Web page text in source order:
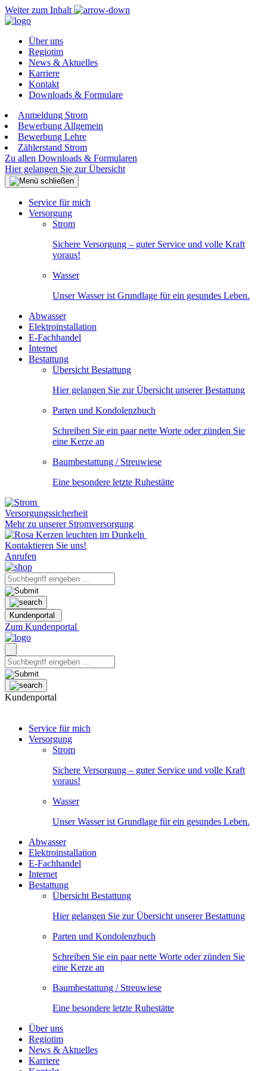
Weiter zum Inhalt
Über uns
Regiotim
News & Aktuelles
Karriere
Kontakt
Downloads & Formulare
Anmeldung Strom
Bewerbung Allgemein
Bewerbung Lehre
Zählerstand Strom
Zu allen Downloads & Formularen
Hier gelangen Sie zur Übersicht
Service für mich
Versorgung
Strom
Sichere Versorgung – guter Service und volle Kraft
voraus!
Wasser
Unser Wasser ist Grundlage für ein gesundes Leben.
Abwasser
Elektroinstallation
E-Fachhandel
Internet
Bestattung
Übersicht Bestattung
Hier gelangen Sie zur Übersicht unserer Bestattung
Parten und Kondolenzbuch
Schreiben Sie ein paar nette Worte oder zünden Sie
eine Kerze an
Baumbestattung / Streuwiese
Eine besondere letzte Ruhestätte
Versorgungssicherheit
Mehr zu unserer Stromversorgung
Kontaktieren Sie uns!
Anrufen
Kundenportal
Zum Kundenportal
Kundenportal
Service für mich
Versorgung
Strom
Sichere Versorgung – guter Service und volle Kraft
voraus!
Wasser
Unser Wasser ist Grundlage für ein gesundes Leben.
Abwasser
Elektroinstallation
E-Fachhandel
Internet
Bestattung
Übersicht Bestattung
Hier gelangen Sie zur Übersicht unserer Bestattung
Parten und Kondolenzbuch
Schreiben Sie ein paar nette Worte oder zünden Sie
eine Kerze an
Baumbestattung / Streuwiese
Eine besondere letzte Ruhestätte
Über uns
Regiotim
News & Aktuelles
Karriere